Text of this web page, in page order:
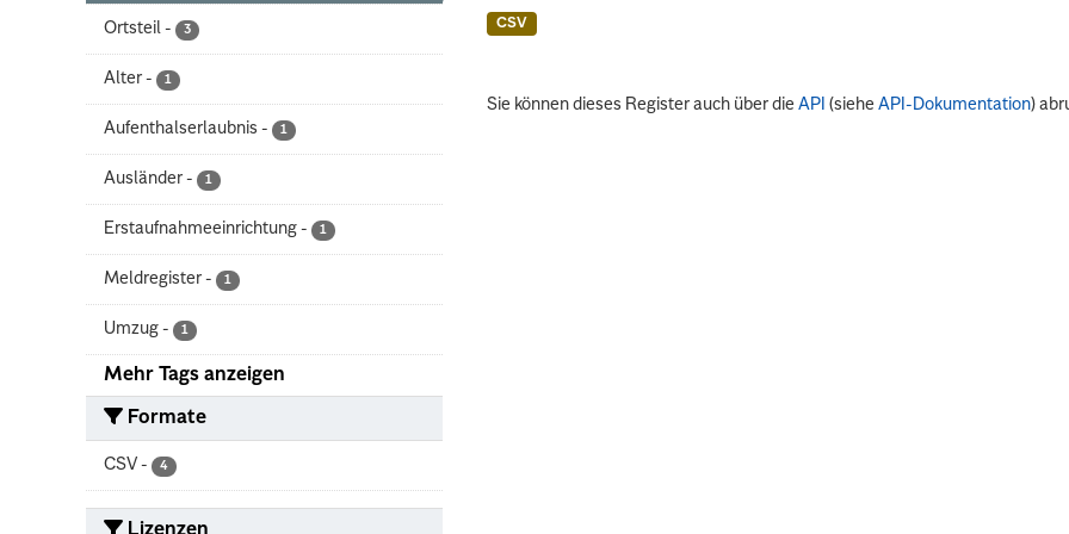
Ortsteil - 3
Alter - 1
Aufenthalserlaubnis - 1
Ausländer - 1
Erstaufnahmeeinrichtung - 1
Meldregister - 1
Umzug - 1
Mehr Tags anzeigen
Formate
CSV - 4
Lizenzen
CSV
Sie können dieses Register auch über dieAPI (sieheAPI-Dokumentation)